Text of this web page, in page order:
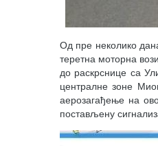
Од пре неколико
теретна моторна
до раскрснице са
централне зоне
аерозагађење на
постављену